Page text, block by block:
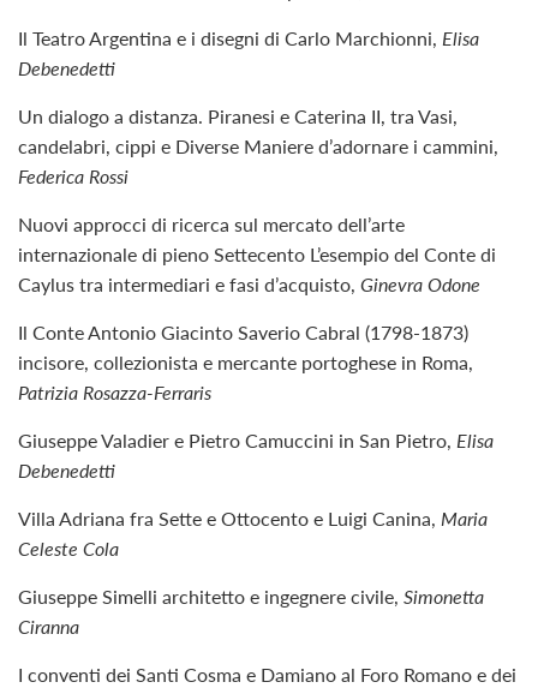
Il Teatro Argentina e i disegni di Carlo Marchionni, Elisa
Debenedetti
Un dialogo a distanza. Piranesi e Caterina II, tra Vasi,
candelabri, cippi e Diverse Maniere d’adornare i cammini,
Federica Rossi
Nuovi approcci di ricerca sul mercato dell’arte
internazionale di pieno Settecento L’esempio del Conte di
Caylus tra intermediari e fasi d’acquisto, Ginevra Odone
Il Conte Antonio Giacinto Saverio Cabral (1798-1873)
incisore, collezionista e mercante portoghese in Roma,
Patrizia Rosazza-Ferraris
Giuseppe Valadier e Pietro Camuccini in San Pietro, Elisa
Debenedetti
Villa Adriana fra Sette e Ottocento e Luigi Canina, Maria
Celeste Cola
Giuseppe Simelli architetto e ingegnere civile, Simonetta
Ciranna
I conventi dei Santi Cosma e Damiano al Foro Romano e dei